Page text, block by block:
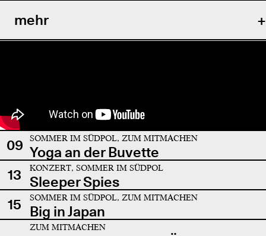
mehr
09 SOMMER IM SÜDPOL, ZUM MITMACHEN
Yoga an der Buvette
13
KONZERT, SOMMER IM SÜDPOL
Sleeper Spies
15
SOMMER IM SÜDPOL, ZUM MITMACHEN
Big in Japan
ZUM MITMACHEN